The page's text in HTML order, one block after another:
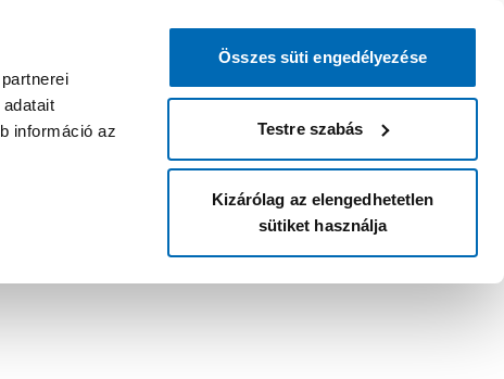
információ az
Összes süti engedélyezése
Testre szabás
Kizárólag az elengedhetetlen
sütiket használja